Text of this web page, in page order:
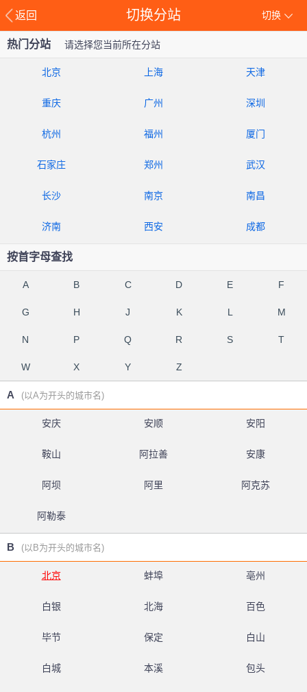
返回 切换
切换分站
热门分站 请选择您当前所在分站
北京 上海 天津
重庆 广州 深圳
杭州 福州 厦门
石家庄 郑州 武汉
长沙 南京 南昌
济南 西安 成都
按首字母查找
A B C D E F
G H J K L M
N P Q R S T
W X Y Z
A (以A为开头的城市名)
安庆 安顺 安阳
鞍山 阿拉善 安康
阿坝 阿里 阿克苏
阿勒泰
B (以B为开头的城市名)
北京 蚌埠 亳州
白银 北海 百色
毕节 保定 白山
白城 本溪 包头